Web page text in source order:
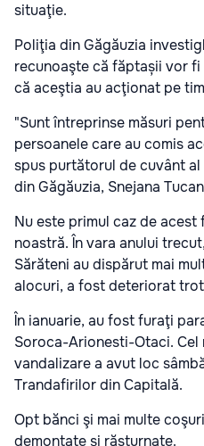
situaţie.
Poliţia din Găgăuzia
recunoaşte că făptașii vor
că aceştia au acţionat pe
"Sunt întreprinse măsuri
persoanele care au comis
spus purtătorul de cuvânt
din Găgăuzia, Snejana
Nu este primul caz de
noastră. În vara anului
Sărăteni au dispărut mai
alocuri, a fost deteriorat
În ianuarie, au fost furaţi
Soroca-Arionesti-Otaci. Cel
vandalizare a avut loc
Trandafirilor din Capitală.
Opt bănci şi mai multe
demontate şi răsturnate.